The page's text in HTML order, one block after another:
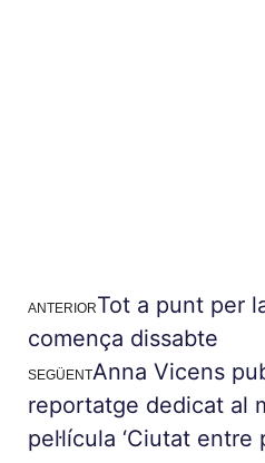
ANTERIORTot a punt per
comença dissabte
SEGÜENTAnna Vicens
reportatge dedicat al
pel·lícula ‘Ciutat entre